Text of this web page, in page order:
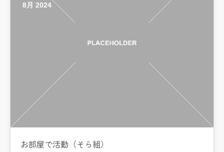
8月 2024
お部屋で活動（そら組）